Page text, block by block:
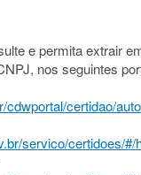
e permita extrair
nos seguintes
cdwportal/certidao/
servico/certidoes/#/